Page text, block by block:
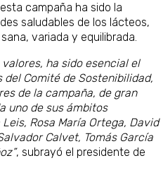
campaña ha sido la
saludables de los lácteos,
variada y equilibrada.
ha sido esencial el
Comité de Sostenibilidad,
de la campaña, de gran
uno de sus ámbitos
Rosa María Ortega, David
Calvet, Tomás García
, subrayó el presidente de